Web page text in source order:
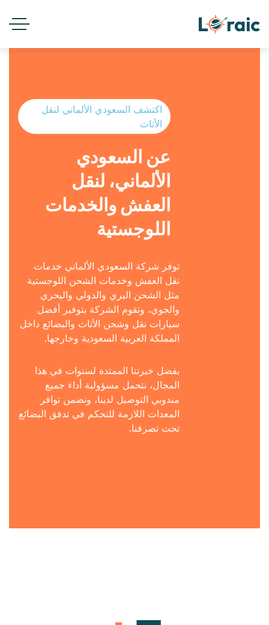
اكتشف السعودي الألماني لنقل
الأثاث
عن السعودي
الألماني، لنقل
العفش والخدمات
اللوجستية
توفر شركة السعودي الألماني خدمات
نقل العفش وخدمات الشحن اللوجستية
مثل الشحن البري والدولي والبحري
والجوي، وتقوم الشركة بتوفير أفضل
سيارات نقل وشحن الأثاث والبضائع داخل
المملكة العربية السعودية وخارجها.
بفضل خبرتنا الممتدة لسنوات في هذا
المجال، نتحمل مسؤولية أداء جميع
مندوبي التوصيل لدينا، ونضمن توافر
المعدات اللازمة للتحكم في تدفق البضائع
تحت تصرفنا.